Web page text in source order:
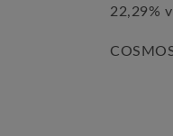
22,29%